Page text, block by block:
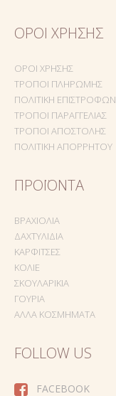
ΌΡΟΙ ΧΡΉΣΗΣ
ΌΡΟΙ ΧΡΉΣΗΣ
ΤΡΌΠΟΙ ΠΛΗΡΩΜΉΣ
ΠΟΛΙΤΙΚΉ ΕΠΙΣΤΡΟΦΏΝ
ΤΡΌΠΟΙ ΠΑΡΑΓΓΕΛΊΑΣ
ΤΡΌΠΟΙ ΑΠΟΣΤΟΛΉΣ
ΠΟΛΙΤΙΚΉ ΑΠΟΡΡΉΤΟΥ
ΠΡΟΪΌΝΤΑ
ΒΡΑΧΙΌΛΙΑ
ΔΑΧΤΥΛΊΔΙΑ
ΚΑΡΦΊΤΣΕΣ
ΚΟΛΙΈ
ΣΚΟΥΛΑΡΊΚΙΑ
ΓΟΎΡΙΑ
ΆΛΛΑ ΚΟΣΜΉΜΑΤΑ
FOLLOW US
FACEBOOK